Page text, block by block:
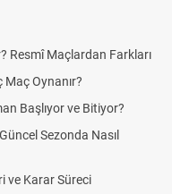
Resmî Maçlardan Farkları
Oynanır?
Başlıyor ve Bitiyor?
Sezonda Nasıl
ve Karar Süreci